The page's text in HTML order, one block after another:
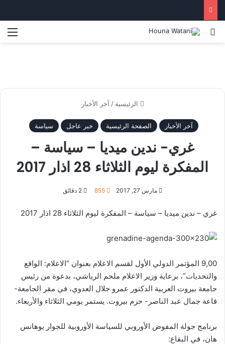
بحث عن
الرئيسية / آخر الأخبار
آخر الأخبار الصفحة الرئيسية خبر عاجل سياسة
غري- ندين ميديا – سياسة –
المفكرة ليوم الثلاثاء 28 اذار 2017
مارس 27, 2017 855
غري – ندين ميديا – سياسة – المفكرة ليوم الثلاثاء 28 اذار 2017
9,00 المؤتمر الدولي الأول لقسم الاعلام بعنوان “الاعلام: الواقع
والتحديات”، برعاية وزير الاعلام ملحم الرياشي، بدعوة من رئيس
جامعة بيروت العربية الدكتور عمرو جلال العدوي، في مقر الجامعة-
قاعة جمال عبد الناصر- حرم بيروت. يستمر يومي الثلاثاء والأربعاء.
برنامج جولة المفوض الأوروبي للسياسة الأوروبية للجوار يوهانس
هان، في البقاع: